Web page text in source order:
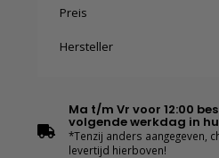
Preis
Hersteller
Ma t/m Vr voor 12:00
volgende werkdag in
*Tenzij anders aangegeven,
levertijd hierboven!